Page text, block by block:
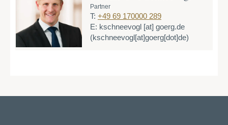
Partner
T: +49 69 170000 289
E: kschneevogl [at] goerg.de
(kschneevogl[at]goerg[dot]de)